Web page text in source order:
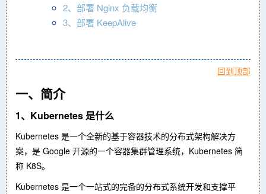
2、部署 Nginx 负载均衡
3、部署 KeepAlive
回到顶部
一、简介
1、Kubernetes 是什么
Kubernetes 是一个全新的基于容器技术的分布式架构解决方
案，是 Google 开源的一个容器集群管理系统，Kubernetes 简
称 K8S。
Kubernetes 是一个一站式的完备的分布式系统开发和支撑平